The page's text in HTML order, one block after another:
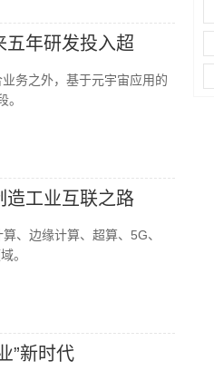
五年研发投入超
务之外，基于元宇宙应用的
造工业互联之路
、边缘计算、超算、5G、
。
”新时代